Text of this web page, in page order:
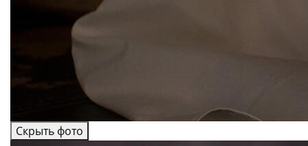
Скрыть фото